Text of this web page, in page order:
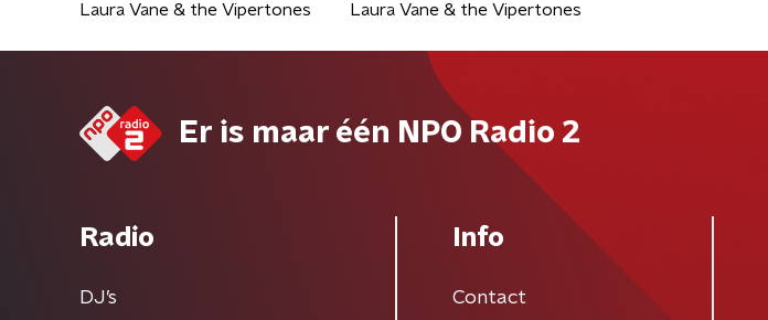
Laura Vane & the Vipertones
Laura Vane & the Vipertones
Er is maar één NPO Radio 2
Radio
DJ’s
Info
Contact